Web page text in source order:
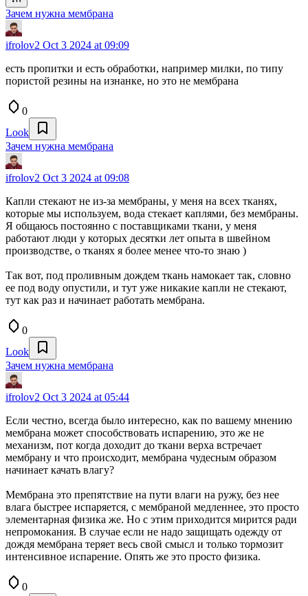
Зачем нужна мембрана
ifrolov2 Oct 3 2024 at 09:09
есть пропитки и есть обработки, например милки, по типу
пористой резины на изнанке, но это не мембрана
0
Look
Зачем нужна мембрана
ifrolov2 Oct 3 2024 at 09:08
Капли стекают не из-за мембраны, у меня на всех тканях,
которые мы используем, вода стекает каплями, без мембраны.
Я общаюсь постоянно с поставщиками ткани, у меня
работают люди у которых десятки лет опыта в швейном
производстве, о тканях я более менее что-то знаю )
Так вот, под проливным дождем ткань намокает так, словно
ее под воду опустили, и тут уже никакие капли не стекают,
тут как раз и начинает работать мембрана.
0
Look
Зачем нужна мембрана
ifrolov2 Oct 3 2024 at 05:44
Если честно, всегда было интересно, как по вашему мнению
мембрана может способствовать испарению, это же не
механизм, пот когда доходит до ткани верха встречает
мембрану и что происходит, мембрана чудесным образом
начинает качать влагу?
Мембрана это препятствие на пути влаги на ружу, без нее
влага быстрее испаряется, с мембраной медленнее, это просто
элементарная физика же. Но с этим приходится мирится ради
непромокания. В случае если не надо защищать одежду от
дождя мембрана теряет весь свой смысл и только тормозит
интенсивное испарение. Опять же это просто физика.
0